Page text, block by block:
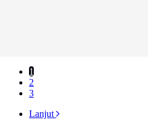
1
2
3
Lanjut